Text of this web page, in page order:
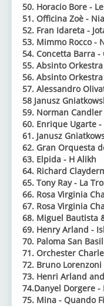
50. Horacio Bore -
51. Officina Zoè -
52. Fran Idareta -
53. Mimmo Rocco -
54. Concetta Barra
55. Absinto
56. Absinto
57. Alessandro
58 Janusz
59. Norman
60. Enrique Ugarte
61. Janusz
62. Gran Orquesta
63. Elpida - H Alikh
64. Richard
65. Tony Ray - La
66. Rosa Virginia
67. Rosa Virginia
68. Miguel Bautista
69. Henry Arland -
70. Paloma San
71. Orchester
72. Bruno Lorenzoni
73. Henri Arland
74.Danyel Dorgere -
75. Mina - Quando